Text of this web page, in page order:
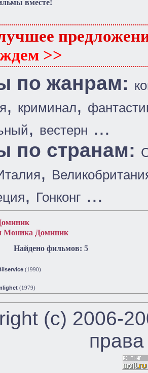
вместе!
>>
по жанрам:
, криминал,
, вестерн ...
по странам:
,
, Гонконг ...
Моника Доминик
Найдено фильмов: 5
(1990)
(1979)
(c) 2006-